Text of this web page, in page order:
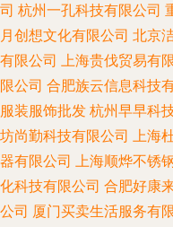
司 杭州一孔科技有限公司
月创想文化有限公司 北京
有限公司 上海贵伐贸易有
限公司 合肥族云信息科技
服装服饰批发 杭州早早科
坊尚勤科技有限公司 上海
器有限公司 上海顺烨不锈
化科技有限公司 合肥好康
公司 厦门买卖生活服务有